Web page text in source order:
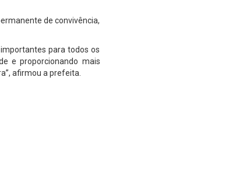
de convivência,
para todos os
e proporcionando mais
afirmou a prefeita.